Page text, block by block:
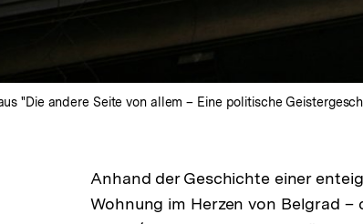
"Die andere Seite von allem – Eine politische
Anhand der Geschichte einer
Wohnung im Herzen von Belgrad –